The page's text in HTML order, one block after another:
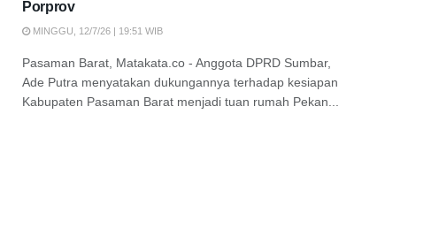
Porprov
MINGGU, 12/7/26 | 19:51 WIB
Pasaman Barat, Matakata.co - Anggota DPRD Sumbar,
Ade Putra menyatakan dukungannya terhadap kesiapan
Kabupaten Pasaman Barat menjadi tuan rumah Pekan...